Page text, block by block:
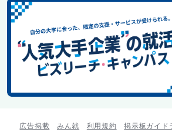
広告掲載 みん就 利用規約 掲示板ガイド